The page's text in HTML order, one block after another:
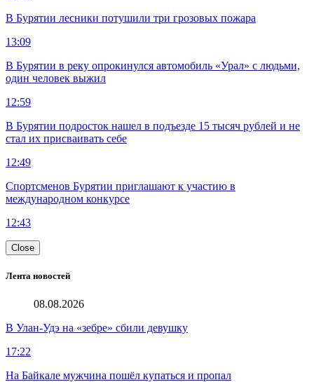
В Бурятии лесники потушили три грозовых пожара
13:09
В Бурятии в реку опрокинулся автомобиль «Урал» с людьми,
один человек выжил
12:59
В Бурятии подросток нашел в подъезде 15 тысяч рублей и не
стал их присваивать себе
12:49
Спортсменов Бурятии приглашают к участию в
международном конкурсе
12:43
Close
Лента новостей
08.08.2026
В Улан-Удэ на «зебре» сбили девушку
17:22
На Байкале мужчина пошёл купаться и пропал